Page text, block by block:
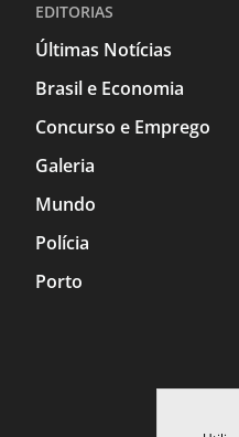
EDITORIAS
Últimas Notícias
Brasil e Economia
Concurso e Emprego
Galeria
Mundo
Polícia
Porto